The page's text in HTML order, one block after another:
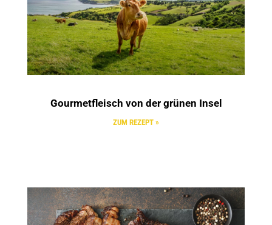
Gourmetfleisch von der grünen Insel
ZUM REZEPT »